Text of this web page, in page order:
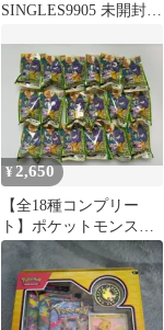
SINGLES9905 未開封
¥2,650
【全18種コンプリー
ト】ポケットモンスタ
ー スタンプ 緑パッケー
ジ 外箱付き